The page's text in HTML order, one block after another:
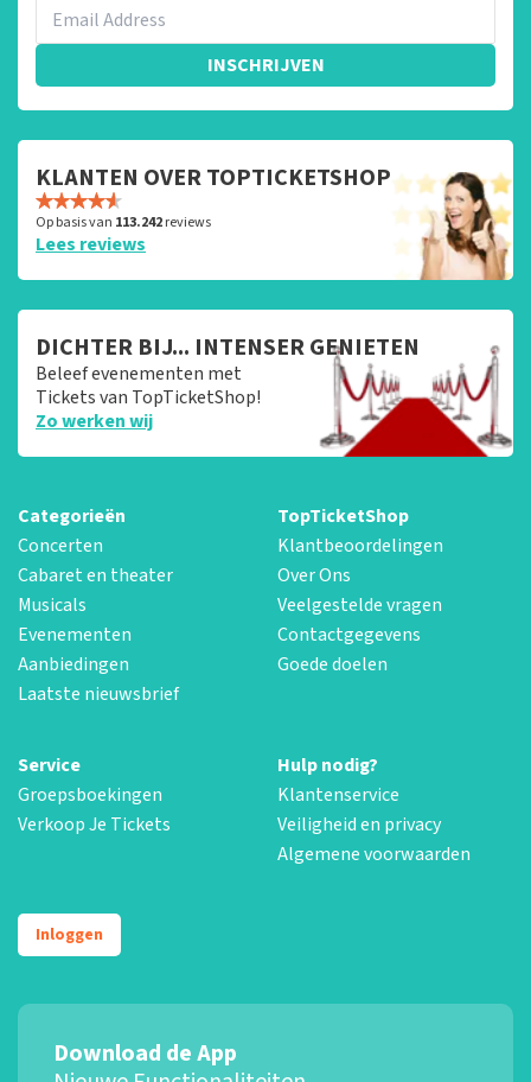
INSCHRIJVEN
KLANTEN OVER TOPTICKETSHOP
Op basis van 113.242reviews
Lees reviews
DICHTER BIJ... INTENSER GENIETEN
Beleef evenementen met
Tickets van TopTicketShop!
Zo werken wij
Categorieën
Concerten
Cabaret en theater
Musicals
Evenementen
Aanbiedingen
Laatste nieuwsbrief
TopTicketShop
Klantbeoordelingen
Over Ons
Veelgestelde vragen
Contactgegevens
Goede doelen
Service
Groepsboekingen
Verkoop Je Tickets
Hulp nodig?
Klantenservice
Veiligheid en privacy
Algemene voorwaarden
Inloggen
Download de App